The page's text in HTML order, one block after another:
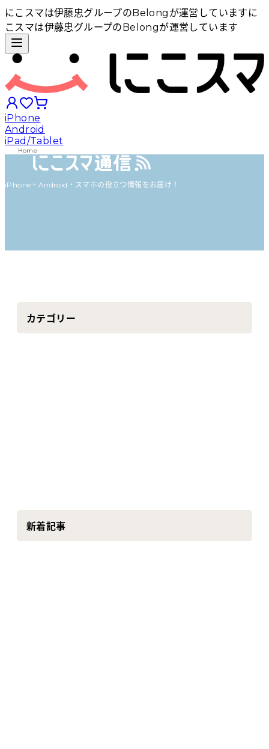
にこスマは伊藤忠グループのBelongが運営しています に
こスマは伊藤忠グループのBelongが運営しています
iPhone
Android
iPad/Tablet
iPhoneから探す
にこスマについて
Home
iPhone・Android・スマホの役立つ情報をお届け！
カテゴリー
新着記事